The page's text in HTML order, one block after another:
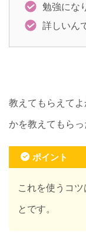
勉強にな
詳しいん
教えてもらえて
かを教えてもらっ
ポイント
これを使うコ
とです。